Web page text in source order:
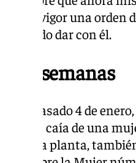
en vigor una
dar con él.
dos semanas
el pasado 4 de
con la caía de una
tercera planta,